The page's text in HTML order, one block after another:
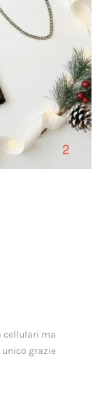
cellulari ma
unico grazie